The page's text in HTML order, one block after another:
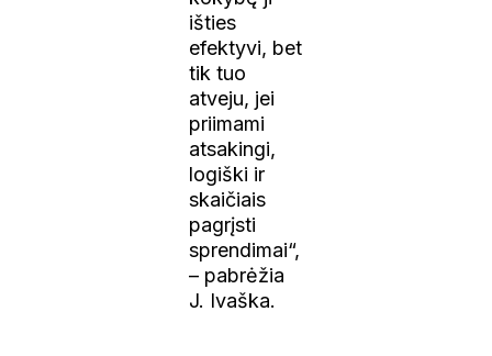
išties
efektyvi, bet
tik tuo
atveju, jei
priimami
atsakingi,
logiški ir
skaičiais
pagrįsti
sprendimai“,
– pabrėžia
J. Ivaška.